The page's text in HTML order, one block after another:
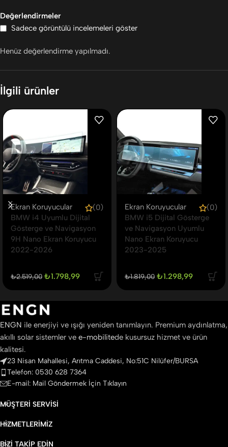
Değerlendirmeler
Sadece görüntülü incelemeleri göster
Henüz değerlendirme yapılmadı.
İlgili ürünler
Ekran Koruyucular
(0)
BMW i4 Uyumlu Dijital
Gösterge ve Navigasyon
9H Nano Ekran Koruyucu
2022-2026
₺2.519,00 ₺1.798,99
Ekran Koruyucular
(0)
BMW i5 Dijital Gösterge
ve Navigasyon Uyumlu
Nano Ekran Koruyucu
2023-2025
₺1.819,00 ₺1.298,99
ENGN ile enerjiyi ve ışığı yeniden tanımlayın. Premium aydınlatma,
akıllı solar sistemler ve e-mobilitede kusursuz hizmet ve ürün
kalitesi.
23 Nisan Mahallesi, Arıtma Caddesi, No:51C Nilüfer/BURSA
Telefon: 0530 628 7364
E-mail: Mail Göndermek İçin Tıklayın
MÜŞTERI SERVISI
HIZMETLERIMIZ
BIZI TAKIP EDIN